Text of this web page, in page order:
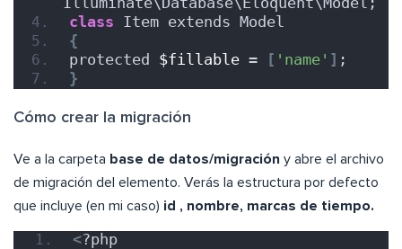
class Item extends Model
{
protected $fillable = [ 'name' ] ;
}
Cómo crear la migración
Ve a la carpeta base de datos/migración y abre el archivo
de migración del elemento. Verás la estructura por defecto
que incluye (en mi caso) id , nombre, marcas de tiempo.
<?php